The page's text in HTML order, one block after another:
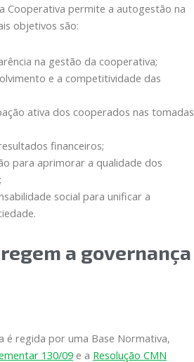
Cooperativa permite a autogestão na
objetivos são:
na gestão da cooperativa;
e a competitividade das
ativa dos cooperados nas tomadas
financeiros;
para aprimorar a qualidade dos
social para unificar a
a governança
é regida por uma Base Normativa,
130/09 e a Resolução CMN